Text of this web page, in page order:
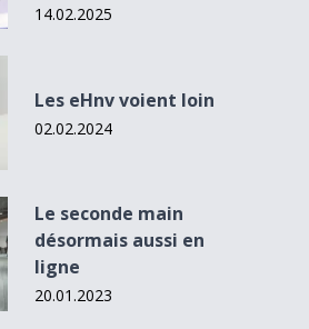
14.02.2025
Les eHnv voient loin
02.02.2024
aussi en ligne
Le seconde main
désormais aussi en
ligne
20.01.2023